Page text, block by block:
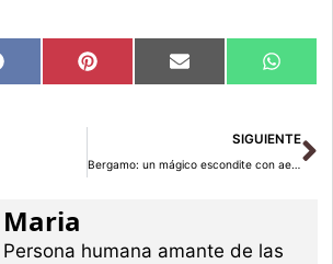
Compartir
en
Facebook Compartir
en
Pinterest Compartir
en
Email
en
SIGUIENTE
Bergamo: un mágico escondite con aeropuerto propio
Maria
Persona humana amante de las